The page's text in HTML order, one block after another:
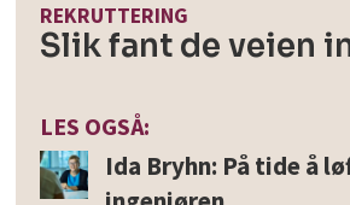
REKRUTTERING
Slik fant de veien
LES OGSÅ:
Ida Bryhn: På tide å